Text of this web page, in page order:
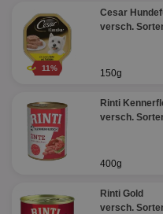
11%
Cesar
versch.
150g
Rinti
versch.
400g
Rinti Gold
versch.